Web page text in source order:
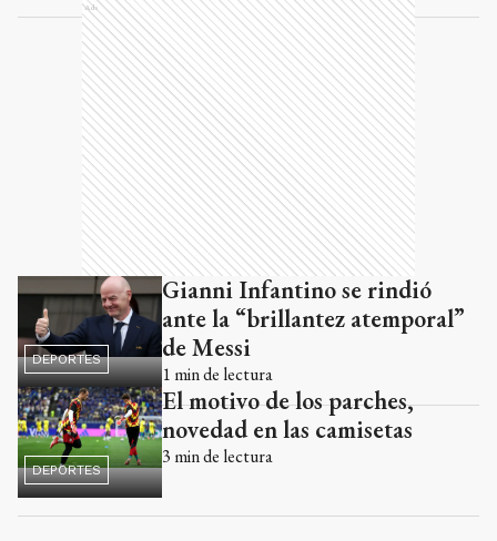
Ads
DEPORTES
Gianni Infantino se rindió
ante la “brillantez atemporal”
de Messi
1 min de lectura
DEPORTES
El motivo de los parches,
novedad en las camisetas
3 min de lectura